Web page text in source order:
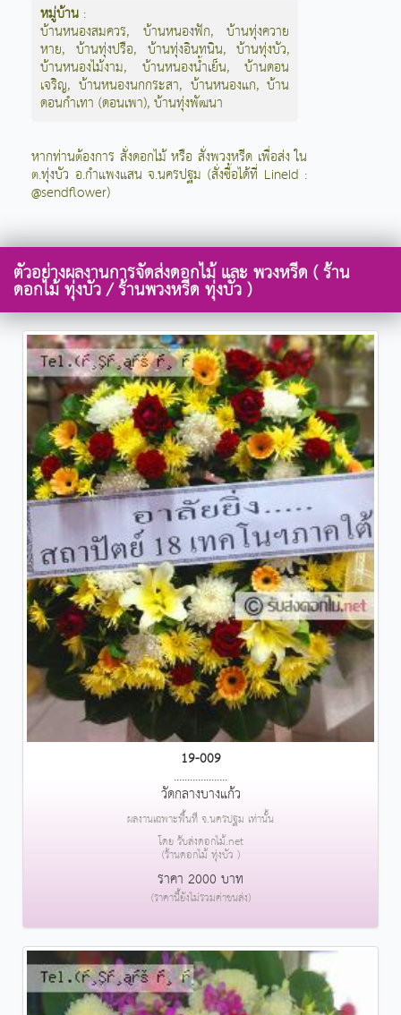
หมู่บ้าน :
บ้านหนองสมควร, บ้านหนองฟัก,บ้านทุ่งควาย
หาย, บ้านทุ่งปรือ, บ้านทุ่งอินทนิน,บ้านทุ่งบัว,
บ้านหนองไม้งาม, บ้านหนองน้ำเย็น,บ้านดอน
เจริญ, บ้านหนองนกกระสา, บ้านหนองแก,บ้าน
ดอนกำเทา (ดอนเพา),บ้านทุ่งพัฒนา
หากท่านต้องการ สั่งดอกไม้ หรือ สั่งพวงหรีด เพื่อส่ง ใน
ต.ทุ่งบัว อ.กำแพงแสน จ.นครปฐม (สั่งซื้อได้ที่ LineId :
@sendflower)
ตัวอย่างผลงานการจัดส่งดอกไม้ และ พวงหรีด ( ร้าน
ดอกไม้ ทุ่งบัว / ร้านพวงหรีด ทุ่งบัว )
19-009
....................
วัดกลางบางแก้ว
ผลงานเฉพาะพื้นที่ จ.นครปฐม เท่านั้น
โดย รับส่งดอกไม้.net
(ร้านดอกไม้ ทุ่งบัว )
ราคา 2000 บาท
(ราคานี้ยังไม่รวมค่าขนส่ง)